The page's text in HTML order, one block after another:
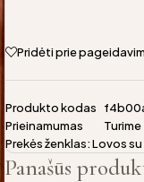
Pridėti prie
Produkto kodas
Prieinamumas
Turime
Prekės ženklas:Lovos
Panašūs